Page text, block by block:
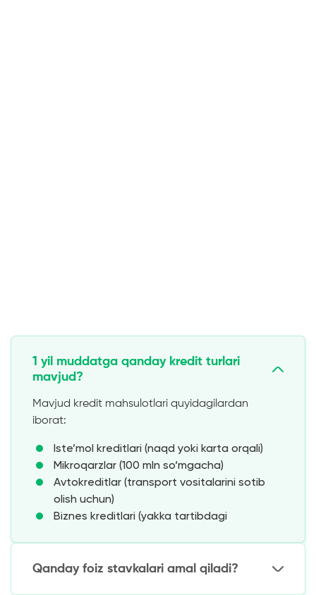
1 yil muddatga qanday kredit turlari
mavjud?
Mavjud kredit mahsulotlari quyidagilardan
iborat:
Iste’mol kreditlari (naqd yoki karta orqali)
Mikroqarzlar (100 mln so‘mgacha)
Avtokreditlar (transport vositalarini sotib
olish uchun)
Biznes kreditlari (yakka tartibdagi
Qanday foiz stavkalari amal qiladi?